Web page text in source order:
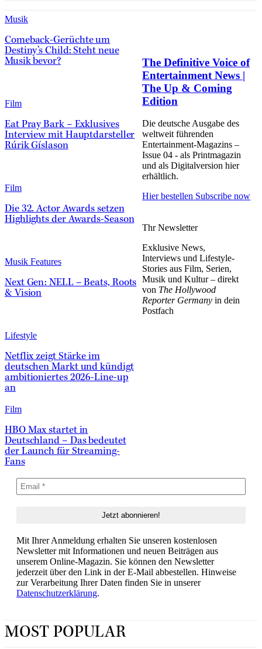
Musik
Comeback-Gerüchte um
Destiny’s Child: Steht neue
Musik bevor?
Film
Eat Pray Bark – Exklusives
Interview mit Hauptdarsteller
Rúrik Gíslason
Film
Die 32. Actor Awards setzen
Highlights der Awards-Season
Musik Features
Next Gen: NELL – Beats, Roots
& Vision
Lifestyle
Netflix zeigt Stärke im
deutschen Markt und kündigt
ambitioniertes 2026-Line-up
an
Film
HBO Max startet in
Deutschland – Das bedeutet
der Launch für Streaming-
Fans
The Definitive Voice of
Entertainment News |
The Up & Coming
Edition
Die deutsche Ausgabe des
weltweit führenden
Entertainment-Magazins –
Issue 04 - als Printmagazin
und als Digitalversion hier
erhältlich.
Hier bestellen Subscribe now
Thr Newsletter
Exklusive News,
Interviews und Lifestyle-
Stories aus Film, Serien,
Musik und Kultur – direkt
von The Hollywood
Reporter Germany in dein
Postfach
Mit Ihrer Anmeldung erhalten Sie unseren kostenlosen
Newsletter mit Informationen und neuen Beiträgen aus
unserem Online-Magazin. Sie können den Newsletter
jederzeit über den Link in der E-Mail abbestellen. Hinweise
zur Verarbeitung Ihrer Daten finden Sie in unserer
Datenschutzerklärung.
MOST POPULAR